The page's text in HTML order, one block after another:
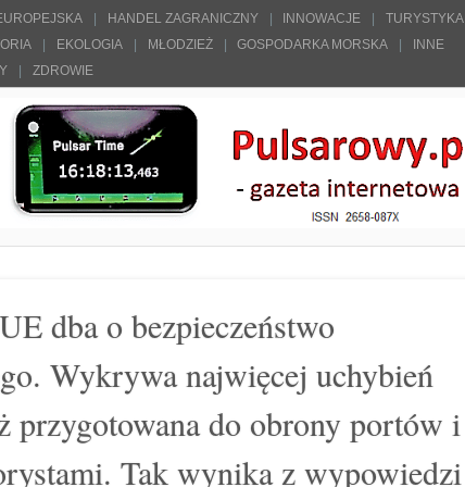
HANDEL ZAGRANICZNY INNOWACJE
TURYSTYKA
EKOLOGIA MŁODZIEŻ GOSPODARKA MORSKA
INNE
ZDROWIE
dba o bezpieczeństwo
Wykrywa najwięcej uchybień
przygotowana do obrony portów i
Tak wynika z wypowiedzi